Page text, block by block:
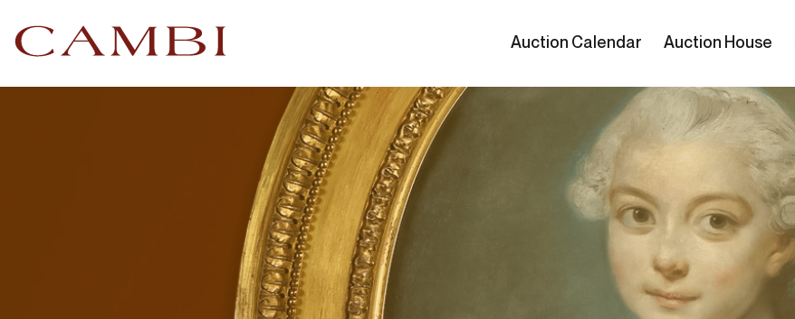
Auction Calendar Auction House